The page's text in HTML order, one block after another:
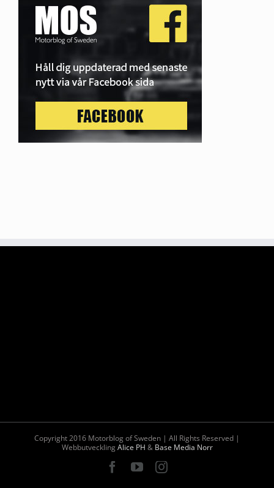
Copyright 2016 Motorblog of Sweden | All Rights Reserved |
WebbutvecklingAlice PH & Base Media Norr
Facebook
YouTubeInstagram